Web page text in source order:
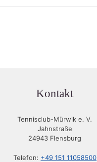
Kontakt
Tennisclub-Mürwik e. V.
Jahnstraße
24943 Flensburg
Telefon: +49 151 11058500